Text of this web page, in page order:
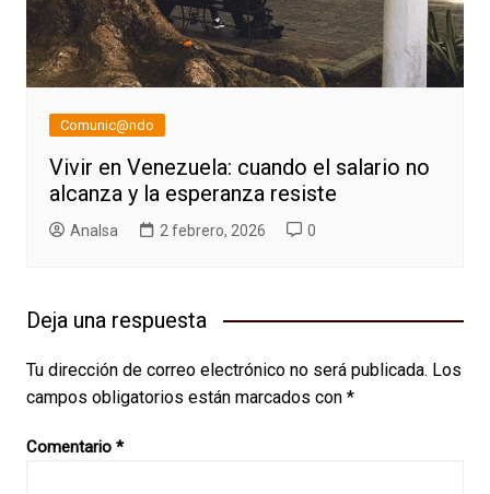
Comunic@ndo
Vivir en Venezuela: cuando el salario no
alcanza y la esperanza resiste
AnaIsa 2 febrero, 2026 0
Deja una respuesta
Tu dirección de correo electrónico no será publicada. Los
campos obligatorios están marcados con *
Comentario *